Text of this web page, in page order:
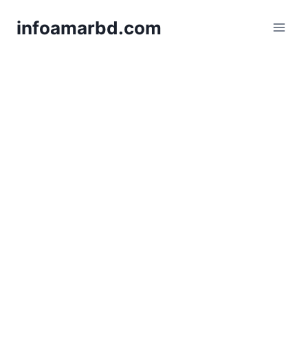
infoamarbd.com